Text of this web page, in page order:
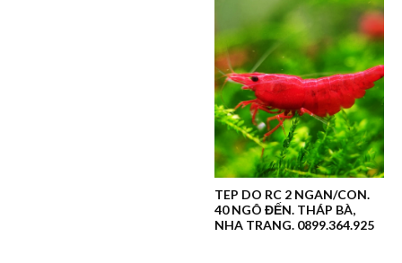
TEP DO RC 2 NGAN/CON.
40 NGÔ ĐẾN. THÁP BÀ,
NHA TRANG. 0899.364.925